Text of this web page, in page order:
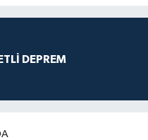
DEPREM